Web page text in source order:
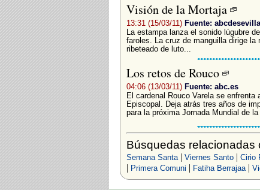
Visión de la Mortaja
13:31 (15/03/11) Fuente:
La estampa lanza el sonido lúgubre
faroles. La cruz de manguilla dirige la
ribeteado de luto...
Los retos de Rouco
04:06 (13/03/11) Fuente: abc.es
El cardenal Rouco Varela se
Episcopal. Deja atrás tres años de
para la próxima Jornada Mundial de
Búsquedas relacionadas
Semana Santa| Viernes Santo| Cirio
| Primera Comuni | Fatiha Berrajaa|